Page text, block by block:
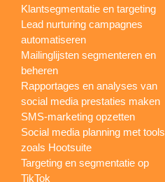
Klantsegmentatie en targeting
Lead nurturing campagnes
automatiseren
Mailinglijsten segmenteren en
beheren
Rapportages en analyses van
social media prestaties maken
SMS-marketing opzetten
Social media planning met tools
zoals Hootsuite
Targeting en segmentatie op
TikTok